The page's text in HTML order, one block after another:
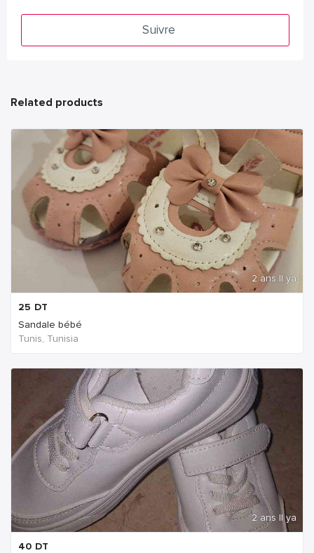
Suivre
Related products
2 ans Il ya
25 DT
Sandale bébé
Tunis, Tunisia
2 ans Il ya
40 DT